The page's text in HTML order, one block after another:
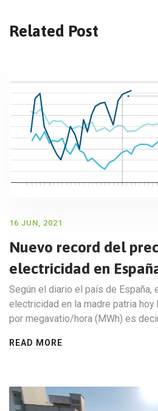
Related Post
16 JUN, 2021
Nuevo record del
electricidad en
Según el diario el país de España,
electricidad en la madre patria hoy
por megavatio/hora (MWh) es
READ MORE